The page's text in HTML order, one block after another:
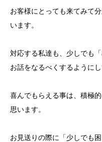
お客様にとっても来てみて
います。
対応する私達も、少しでも
お話をなるべくするようにし
喜んでもらえる事は、積極
思います。
お見送りの際に「少しでも